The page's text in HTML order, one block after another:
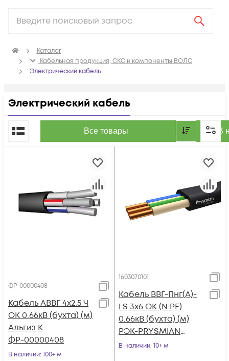
Каталог
Кабельная продукция, СКС и компоненты ВОЛС
Электрический кабель
Электрический кабель
Все товары В
По популярности
ФР-00000408
Кабель АВВГ 4х2.5 Ч
ОК 0.66кВ (бухта) (м)
Альгиз К
ФР-00000408
В наличии: 100+ м
1603070101
Кабель ВВГ-Пнг(А)-
LS 3х6 ОК (N PE)
0.66кВ (бухта) (м)
РЭК-PRYSMIAN
1603070101
В наличии: 10+ м